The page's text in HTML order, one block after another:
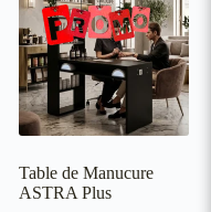
Table de Manucure
ASTRA Plus